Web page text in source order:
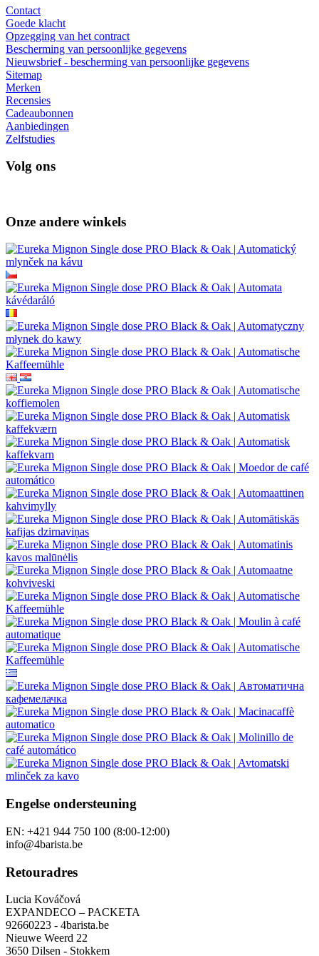
Contact
Goede klacht
Opzegging van het contract
Bescherming van persoonlijke gegevens
Nieuwsbrief - bescherming van persoonlijke gegevens
Sitemap
Merken
Recensies
Cadeaubonnen
Aanbiedingen
Zelfstudies
Volg ons
Onze andere winkels
Engelse ondersteuning
EN: +421 944 750 100 (8:00-12:00)
info@4barista.be
Retouradres
Lucia Kováčová
EXPANDECO – PACKETA
92660223 - 4barista.be
Nieuwe Weerd 22
3650 Dilsen - Stokkem